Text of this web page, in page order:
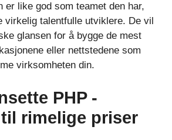
er like god som teamet den har,
virkelig talentfulle utviklere. De vil
glansen for å bygge de mest
eller nettstedene som
virksomheten din.
PHP -
rimelige priser